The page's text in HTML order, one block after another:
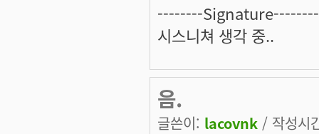
--------Signature--------
시스니쳐 생각 중..
음.
글쓴이: lacovnk / 작성시